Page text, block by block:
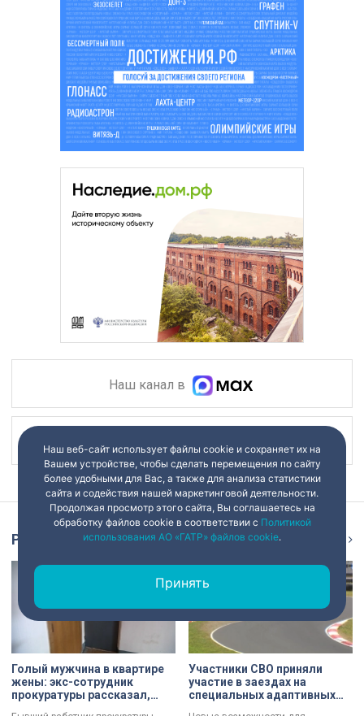
Наш канал в
Репортаж
Голый мужчина в квартире
жены: экс-сотрудник
прокуратуры рассказал,
Участники СВО приняли
участие в заездах на
специальных адаптивных
Наш веб-сайт использует файлы cookie и сохраняет их на
Вашем устройстве, чтобы сделать перемещения по сайту
более удобными для Вас, а также для анализа статистики
сайта и содействия нашей маркетинговой деятельности.
Продолжая просмотр этого сайта, Вы соглашаетесь на
обработку файлов cookie в соответствии с Политикой
использования АО «ГАТР» файлов cookie.
Принять